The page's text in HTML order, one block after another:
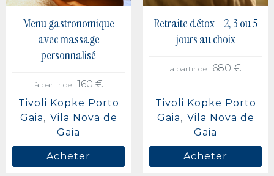
Menu gastronomique
avec massage
personnalisé
à partir de
160 €
Tivoli Kopke Porto
Gaia
Vila Nova de
Gaia
Acheter
Retraite détox - 2, 3 ou 5
jours au choix
à partir de 680 €
Tivoli Kopke Porto
Gaia
Vila Nova de
Gaia
Acheter